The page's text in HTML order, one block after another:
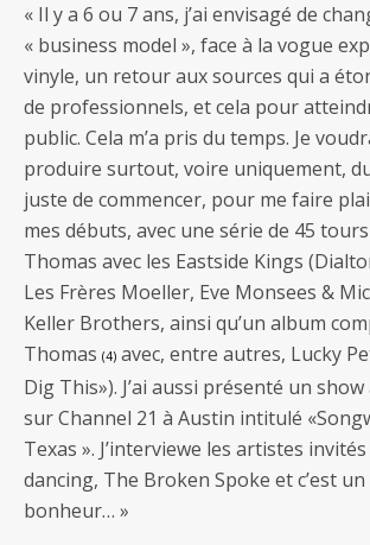
« Il y a 6 ou 7 ans, j’ai envisagé de
« business model », face à la vogue
vinyle, un retour aux sources qui a
de professionnels, et cela pour
public. Cela m’a pris du temps. Je
produire surtout, voire uniquement,
juste de commencer, pour me faire
mes débuts, avec une série de 45
Thomas avec les Eastside Kings
Les Frères Moeller, Eve Monsees &
Keller Brothers, ainsi qu’un album
Thomas (4) avec, entre autres, Lucky
Dig This»). J’ai aussi présenté un
sur Channel 21 à Austin intitulé
Texas ». J’interviewe les artistes
dancing, The Broken Spoke et c’est
bonheur… »